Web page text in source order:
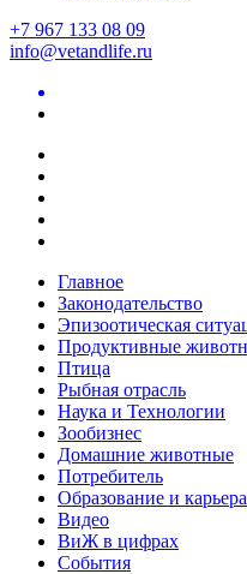
+7 967 133 08 09
info@vetandlife.ru
Главное
Законодательство
Эпизоотическая
Продуктивные
Птица
Рыбная отрасль
Наука и Технологии
Зообизнес
Домашние животные
Потребитель
Образование и карьера
Видео
ВиЖ в цифрах
События